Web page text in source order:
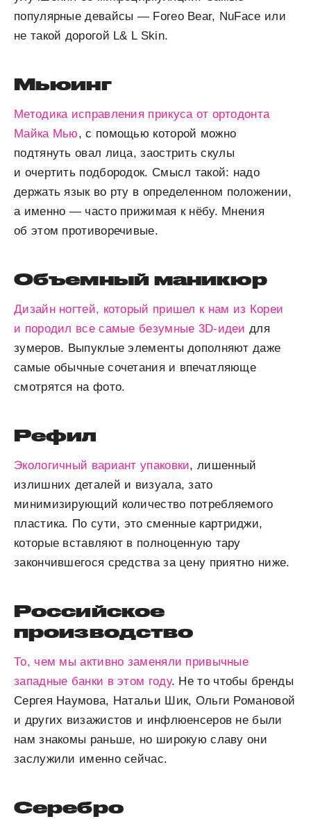
популярные девайсы — Foreo Bear, NuFace или
не такой дорогой L& L Skin.
Мьюинг
Методика исправления прикуса от ортодонта
Майка Мью, с помощью которой можно
подтянуть овал лица, заострить скулы
и очертить подбородок. Смысл такой: надо
держать язык во рту в определенном положении,
а именно — часто прижимая к нёбу. Мнения
об этом противоречивые.
Объемный маникюр
Дизайн ногтей, который пришел к нам из Кореи
и породил все самые безумные 3D-идеи для
зумеров. Выпуклые элементы дополняют даже
самые обычные сочетания и впечатляюще
смотрятся на фото.
Рефил
Экологичный вариант упаковки, лишенный
излишних деталей и визуала, зато
минимизирующий количество потребляемого
пластика. По сути, это сменные картриджи,
которые вставляют в полноценную тару
закончившегося средства за цену приятно ниже.
Российское
производство
То, чем мы активно заменяли привычные
западные банки в этом году. Не то чтобы бренды
Сергея Наумова, Натальи Шик, Ольги Романовой
и других визажистов и инфлюенсеров не были
нам знакомы раньше, но широкую славу они
заслужили именно сейчас.
Серебро